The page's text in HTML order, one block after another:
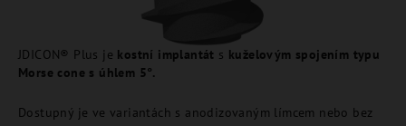
JDICON® Plus je kostní implantát s kuželovým spojením typu
Morse cone s úhlem 5°.
Dostupný je ve variantách s anodizovaným límcem nebo bez